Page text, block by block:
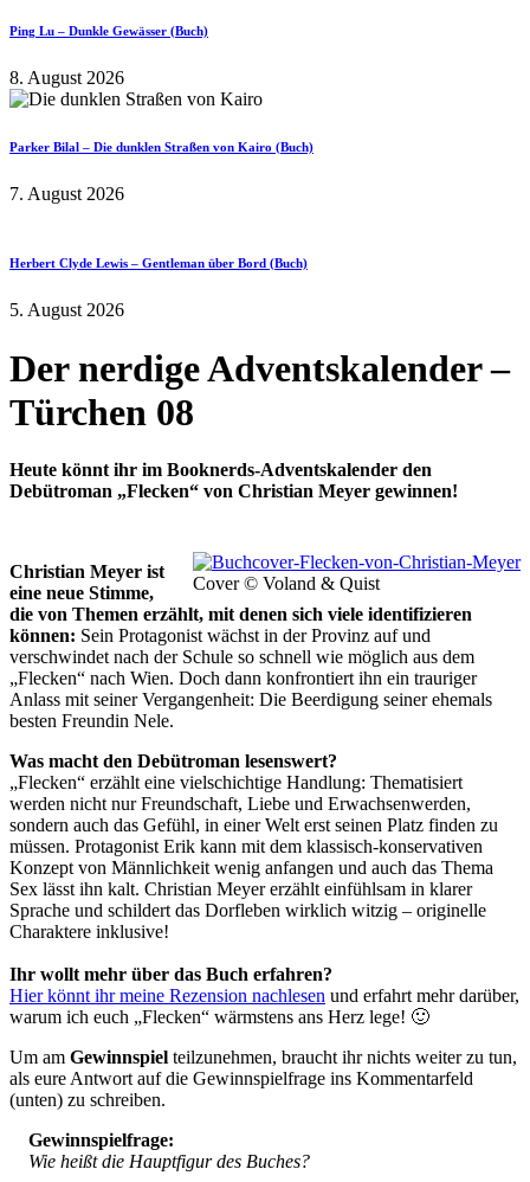
Ping Lu – Dunkle Gewässer (Buch)
8. August 2026
Parker Bilal – Die dunklen Straßen von Kairo (Buch)
7. August 2026
Herbert Clyde Lewis – Gentleman über Bord (Buch)
5. August 2026
Der nerdige Adventskalender –
Türchen 08
Heute könnt ihr im Booknerds-Adventskalender den
Debütroman „Flecken“ von Christian Meyer gewinnen!
Cover © Voland & Quist
Christian Meyer ist
eine neue Stimme,
die von Themen erzählt, mit denen sich viele identifizieren
können: Sein Protagonist wächst in der Provinz auf und
verschwindet nach der Schule so schnell wie möglich aus dem
„Flecken“ nach Wien. Doch dann konfrontiert ihn ein trauriger
Anlass mit seiner Vergangenheit: Die Beerdigung seiner ehemals
besten Freundin Nele.
Was macht den Debütroman lesenswert?
„Flecken“ erzählt eine vielschichtige Handlung: Thematisiert
werden nicht nur Freundschaft, Liebe und Erwachsenwerden,
sondern auch das Gefühl, in einer Welt erst seinen Platz finden zu
müssen. Protagonist Erik kann mit dem klassisch-konservativen
Konzept von Männlichkeit wenig anfangen und auch das Thema
Sex lässt ihn kalt. Christian Meyer erzählt einfühlsam in klarer
Sprache und schildert das Dorfleben wirklich witzig – originelle
Charaktere inklusive!
Ihr wollt mehr über das Buch erfahren?
Hier könnt ihr meine Rezension nachlesen und erfahrt mehr darüber,
warum ich euch „Flecken“ wärmstens ans Herz lege! 🙂
Um am Gewinnspiel teilzunehmen, braucht ihr nichts weiter zu tun,
als eure Antwort auf die Gewinnspielfrage ins Kommentarfeld
(unten) zu schreiben.
Gewinnspielfrage:
Wie heißt die Hauptfigur des Buches?